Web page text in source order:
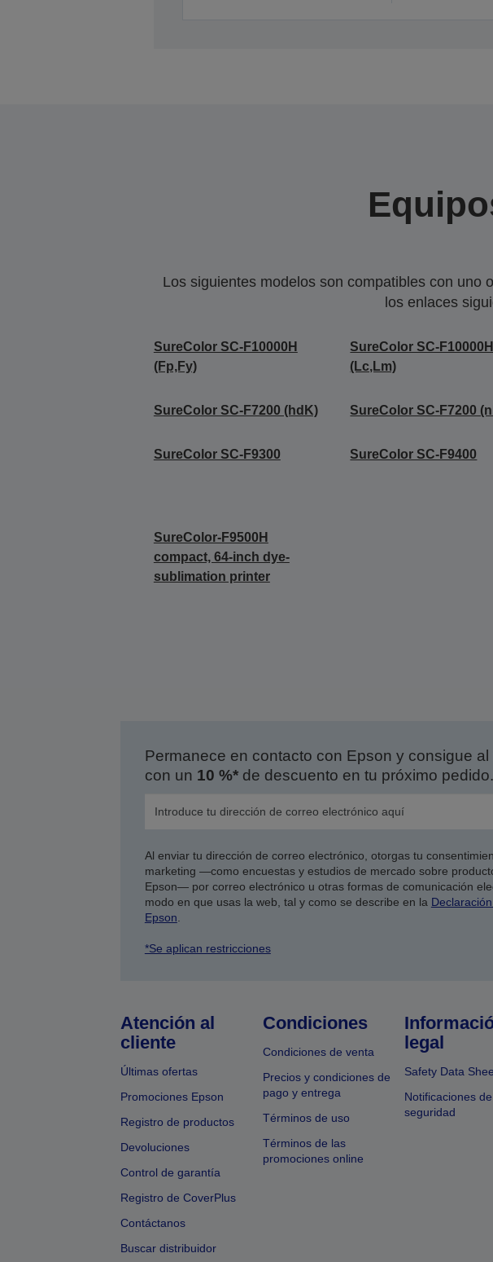
Los siguientes modelos son compatibles con uno
los enlaces
SureColor SC-F10000H
(Fp,Fy)
SureColor SC-F10000H
(Lc,Lm)
SureColor SC-F7200 (hdK) SureColor SC-F7200
SureColor SC-F9300 SureColor SC-F9400
SureColor-F9500H
compact, 64-inch dye-
sublimation printer
Permanece en contacto con Epson y consigue
con un 10 %*de descuento en tu próximo pedido.
Al enviar tu dirección de correo electrónico, otorgas tu
marketing —como encuestas y estudios de mercado sobre
Epson— por correo electrónico u otras formas de comunicación
modo en que usas la web, tal y como se describe en la
Epson.
*Se aplican restricciones
Atención al
cliente
Últimas ofertas
Promociones Epson
Registro de productos
Devoluciones
Control de garantía
Registro de CoverPlus
Contáctanos
Buscar distribuidor
Condiciones
Condiciones de venta
Precios y condiciones de
pago y entrega
Términos de uso
Términos de las
promociones online
legal
Safety Data
Notificaciones de
seguridad